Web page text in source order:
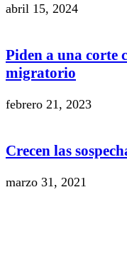
abril 15, 2024
Piden a una corte
migratorio
febrero 21, 2023
Crecen las
marzo 31, 2021